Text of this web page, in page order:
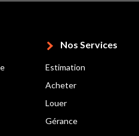
Nos Services
Estimation
Acheter
Louer
Gérance